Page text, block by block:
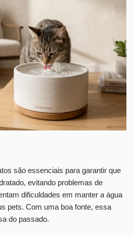
são essenciais para garantir que
evitando problemas de
dificuldades em manter a água
pets. Com uma boa fonte, essa
do passado.